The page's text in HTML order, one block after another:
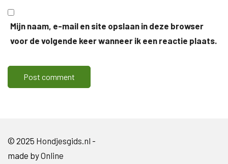
Mijn naam, e-mail en site opslaan in deze browser
voor de volgende keer wanneer ik een reactie plaats.
© 2025 Hondjesgids.nl -
made byOnline